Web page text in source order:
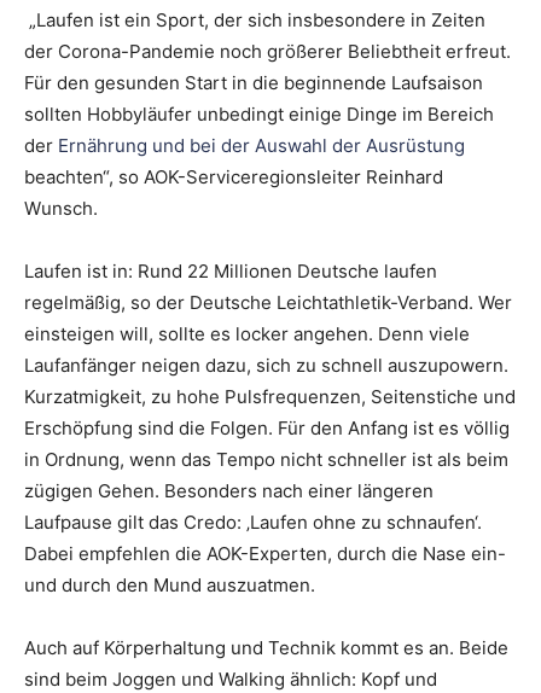
„Laufen ist ein Sport, der sich insbesondere in Zeiten
der Corona-Pandemie noch größerer Beliebtheit erfreut.
Für den gesunden Start in die beginnende Laufsaison
sollten Hobbyläufer unbedingt einige Dinge im Bereich
der Ernährung und bei der Auswahl der Ausrüstung
beachten“, so AOK-Serviceregionsleiter Reinhard
Wunsch.
Laufen ist in: Rund 22 Millionen Deutsche laufen
regelmäßig, so der Deutsche Leichtathletik-Verband. Wer
einsteigen will, sollte es locker angehen. Denn viele
Laufanfänger neigen dazu, sich zu schnell auszupowern.
Kurzatmigkeit, zu hohe Pulsfrequenzen, Seitenstiche und
Erschöpfung sind die Folgen. Für den Anfang ist es völlig
in Ordnung, wenn das Tempo nicht schneller ist als beim
zügigen Gehen. Besonders nach einer längeren
Laufpause gilt das Credo: ‚Laufen ohne zu schnaufen‘.
Dabei empfehlen die AOK-Experten, durch die Nase ein-
und durch den Mund auszuatmen.
Auch auf Körperhaltung und Technik kommt es an. Beide
sind beim Joggen und Walking ähnlich: Kopf und